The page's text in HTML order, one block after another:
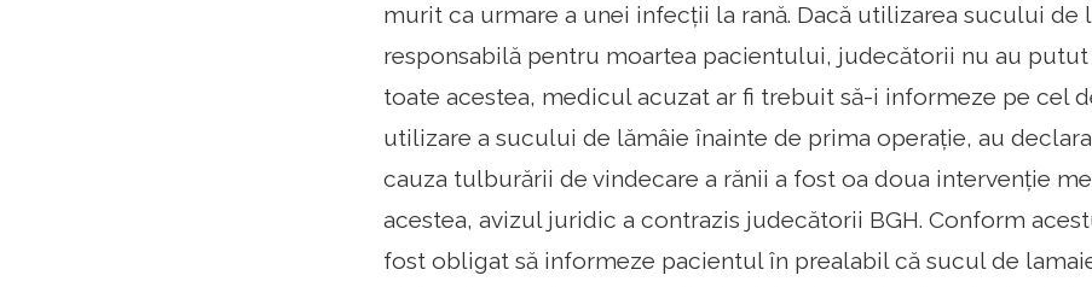
murit ca urmare a unei infecții la rană. Dacă utilizarea sucului de
responsabilă pentru moartea pacientului, judecătorii nu au putut
toate acestea, medicul acuzat ar fi trebuit să-i informeze pe cel
utilizare a sucului de lămâie înainte de prima operație, au
cauza tulburării de vindecare a rănii a fost oa doua intervenție
acestea, avizul juridic a contrazis judecătorii BGH. Conform
fost obligat să informeze pacientul în prealabil că sucul de